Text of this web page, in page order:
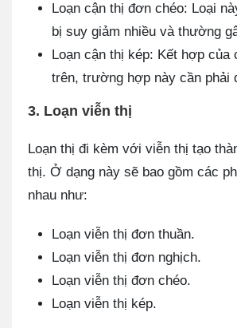
Loạn cận thị đơn chéo: Loại
bị suy giảm nhiều và thường
Loạn cận thị kép: Kết hợp của
trên, trường hợp này cần phải
3. Loạn viễn thị
Loạn thị đi kèm với viễn thị tạo
thị. Ở dạng này sẽ bao gồm các
nhau như:
Loạn viễn thị đơn thuần.
Loạn viễn thị đơn nghịch.
Loạn viễn thị đơn chéo.
Loạn viễn thị kép.